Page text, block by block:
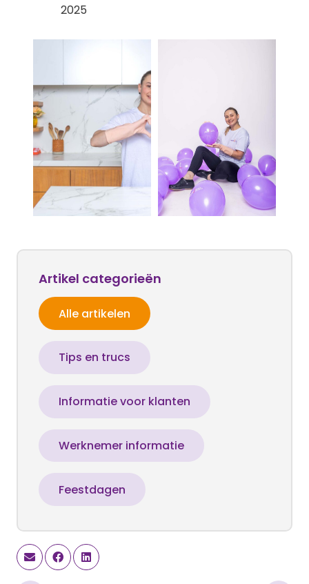
2025
Artikel categorieën
Alle artikelen
Tips en trucs
Informatie voor klanten
Werknemer informatie
Feestdagen